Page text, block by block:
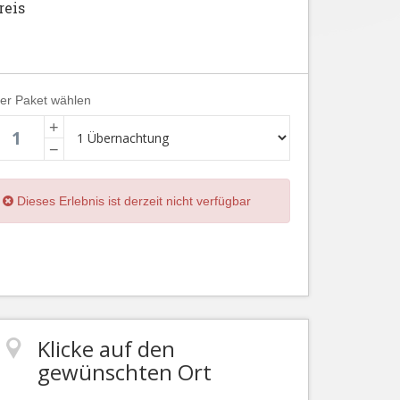
Paket wählen
+
−
Dieses Erlebnis ist derzeit nicht verfügbar
Klicke auf den
gewünschten Ort